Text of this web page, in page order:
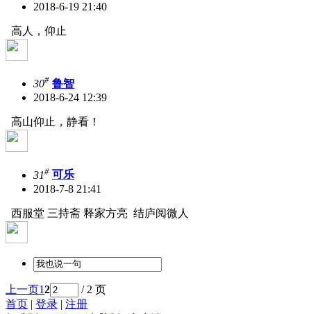
2018-6-19 21:40
高人，仰止
30# 鲁智
2018-6-24 12:39
高山仰止，静看！
31# 可乐
2018-7-8 21:41
西服堂 三持斋 释家方亮 结庐阅微人
上一页12
/ 2 页
首页 | 登录 | 注册